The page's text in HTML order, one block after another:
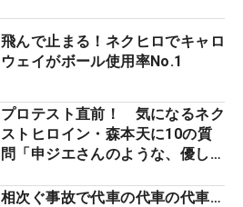
飛んで止まる！ネクヒロでキャロ
ウェイがボール使用率No.1
プロテスト直前！ 気になるネク
ストヒロイン・森本天に10の質
問「申ジエさんのような、優しく
になりたいです」
相次ぐ事故で代車の代車の代車…